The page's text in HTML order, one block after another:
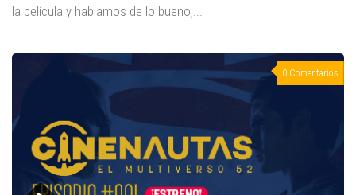
la película y hablamos de lo bueno,...
0 Comentarios